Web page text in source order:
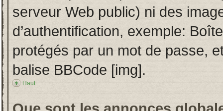
serveur Web public) ni des
d’authentification, exemple:
protégés par un mot de passe,
balise BBCode [img].
Haut